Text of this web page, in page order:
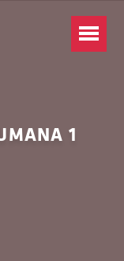
1